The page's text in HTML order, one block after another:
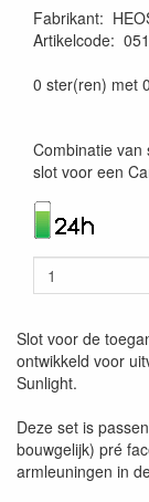
Fabrikant:
Artikelcode:
0 ster(ren) met
Combinatie van
slot voor een
Slot voor de
ontwikkeld voor
Sunlight.
Deze set is
bouwgelijk) pré
armleuningen in